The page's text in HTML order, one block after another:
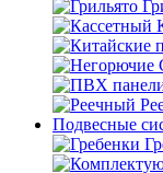
Подвесные